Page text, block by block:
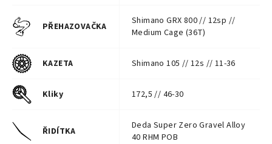
PŘEHAZOVAČKA
Shimano GRX 800 // 12sp //
Medium Cage (36T)
KAZETA Shimano 105 // 12s // 11-36
Kliky 172,5 // 46-30
ŘIDÍTKA
Deda Super Zero Gravel Alloy
40 RHM POB